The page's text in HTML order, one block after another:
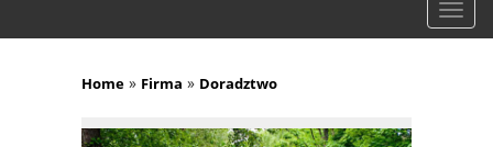
Home » Firma » Doradztwo